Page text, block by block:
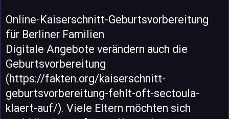
Online-Kaiserschnitt-Geburtsvorbereitung
für Berliner Familien
Digitale Angebote verändern auch die
Geburtsvorbereitung
(https://fakten.org/kaiserschnitt-
geburtsvorbereitung-fehlt-oft-sectoula-
klaert-auf/). Viele Eltern möchten sich